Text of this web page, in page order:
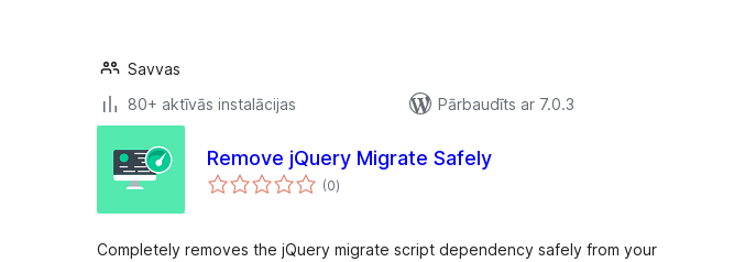
Savvas
80+ aktīvās instalācijas
Pārbaudīts ar 7.0.3
Remove jQuery Migrate Safely
(0vērtējumu
kopsumma
)
Completely removes the jQuery migrate script dependency safely from your